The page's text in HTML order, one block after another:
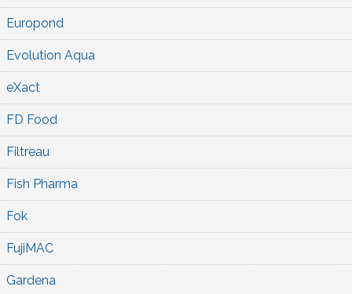
Europond
Evolution Aqua
eXact
FD Food
Filtreau
Fish Pharma
Fok
FujiMAC
Gardena